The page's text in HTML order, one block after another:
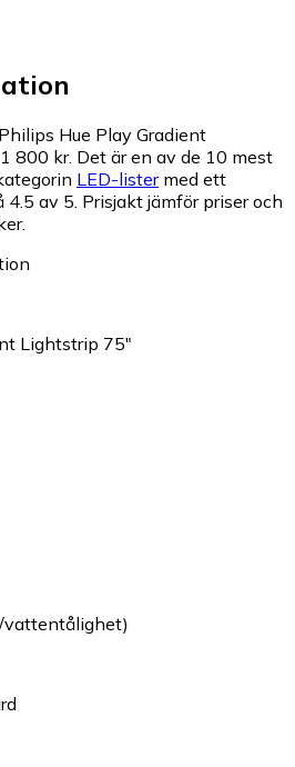
Hue Play Gradient
800 kr. Det är en av de 10 mest
LED-listermed ett
av 5. Prisjakt jämför priser och
Lightstrip 75"
vattentålighet)